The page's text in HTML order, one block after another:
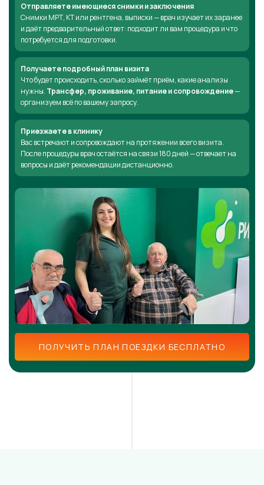
Отправляете имеющиеся снимки и заключения
Снимки МРТ, КТ или рентгена, выписки — врач изучает их заранее
и даёт предварительный ответ: подходит ли вам процедура и что
потребуется для подготовки.
Получаете подробный план визита
Что будет происходить, сколько займёт приём, какие анализы
нужны. Трансфер, проживание, питание и сопровождение—
организуем всё по вашему запросу.
Приезжаете в клинику
Вас встречают и сопровождают на протяжении всего визита.
После процедуры врач остаётся на связи 180 дней — отвечает на
вопросы и даёт рекомендации дистанционно.
ПОЛУЧИТЬ ПЛАН ПОЕЗДКИ БЕСПЛАТНО